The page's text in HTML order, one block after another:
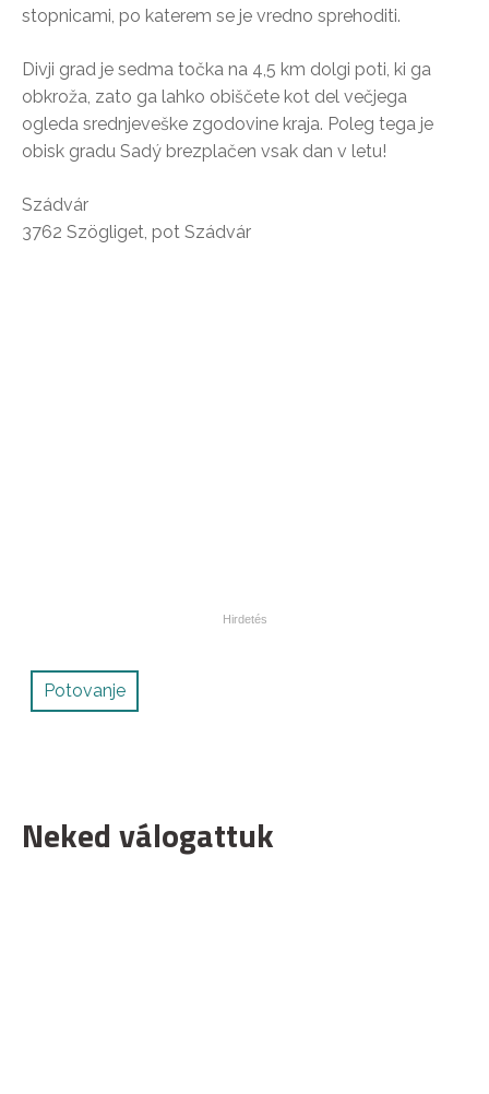
stopnicami, po katerem se je vredno sprehoditi.
Divji grad je sedma točka na 4,5 km dolgi poti, ki ga
obkroža, zato ga lahko obiščete kot del večjega
ogleda srednjeveške zgodovine kraja. Poleg tega je
obisk gradu Sadý brezplačen vsak dan v letu!
Szádvár
3762 Szögliget, pot Szádvár
Potovanje
Neked válogattuk